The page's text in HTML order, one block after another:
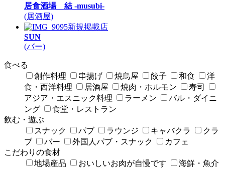
居食酒場 結 -musubi-
(居酒屋)
新規掲載店
SUN
(バー)
食べる
創作料理
串揚げ 焼鳥屋 餃子 和食
洋
食・西洋料理
居酒屋 焼肉・ホルモン
寿司
アジア・エスニック料理
ラーメン
バル・ダイニ
ング
食堂・レストラン
飲む・遊ぶ
スナック
パブ ラウンジ キャバクラ
クラ
ブ
バー 外国人パブ・スナック
カフェ
こだわりの食材
地場産品
おいしいお肉が自慢です
海鮮・魚介